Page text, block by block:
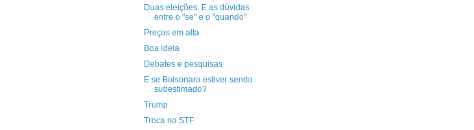
Duas eleições. E as dúvidas
entre o "se" e o "quando"
Preços em alta
Boa ideia
Debates e pesquisas
E se Bolsonaro estiver sendo
subestimado?
Trump
Troca no STF